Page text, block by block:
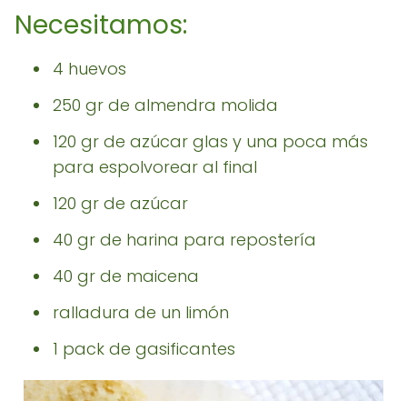
Necesitamos:
4 huevos
250 gr de almendra molida
120 gr de azúcar glas y una poca más
para espolvorear al final
120 gr de azúcar
40 gr de harina para repostería
40 gr de maicena
ralladura de un limón
1 pack de gasificantes